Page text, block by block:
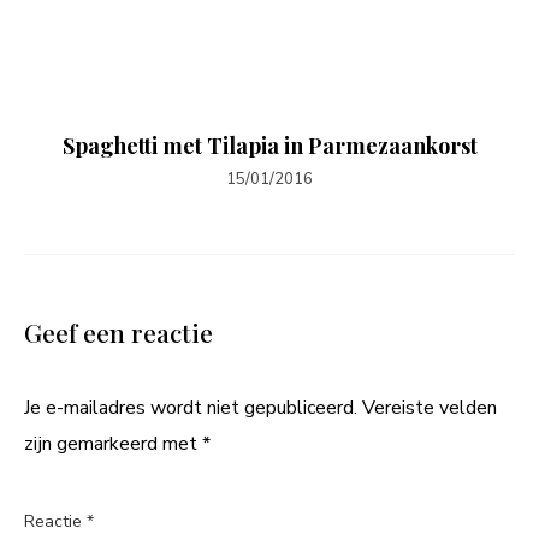
Spaghetti met Tilapia in Parmezaankorst
15/01/2016
Geef een reactie
Je e-mailadres wordt niet gepubliceerd. Vereiste velden
zijn gemarkeerd met*
Reactie *